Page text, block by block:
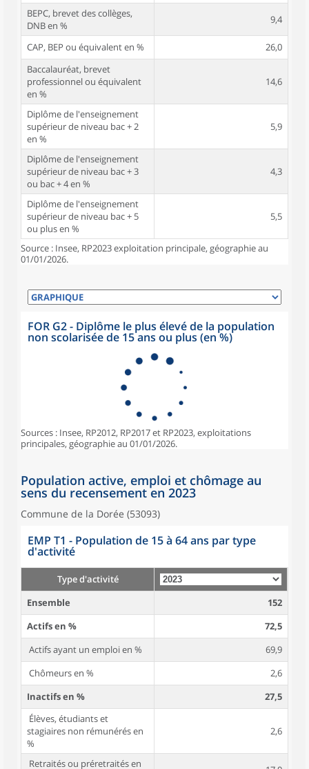
BEPC, brevet des collèges,
DNB en %
9,4
CAP, BEP ou équivalent en %
26,0
Baccalauréat, brevet
professionnel ou équivalent
en %
14,6
Diplôme de l'enseignement
supérieur de niveau bac + 2
en %
5,9
Diplôme de l'enseignement
supérieur de niveau bac + 3
ou bac + 4 en %
4,3
Diplôme de l'enseignement
supérieur de niveau bac + 5
ou plus en %
5,5
Source : Insee, RP2023 exploitation principale, géographie au
01/01/2026.
FOR G2 - Diplôme le plus élevé de la population
non scolarisée de 15 ans ou plus (en %)
Sources : Insee, RP2012, RP2017 et RP2023, exploitations
principales, géographie au 01/01/2026.
Population active, emploi et chômage au
sens du recensement en 2023
Commune de la Dorée (53093)
EMP T1 - Population de 15 à 64 ans par type
d'activité
Type d'activité
Ensemble
152
Actifs en %
72,5
Actifs ayant un emploi en %
69,9
Chômeurs en %
2,6
Inactifs en %
27,5
Élèves, étudiants et
stagiaires non rémunérés en
%
2,6
Retraités ou préretraités en